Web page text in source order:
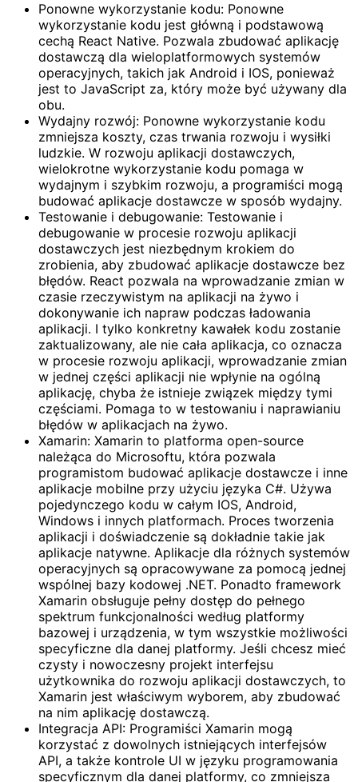
Ponowne wykorzystanie kodu: Ponowne
wykorzystanie kodu jest główną i podstawową
cechą React Native. Pozwala zbudować aplikację
dostawczą dla wieloplatformowych systemów
operacyjnych, takich jak Android i IOS, ponieważ
jest to JavaScript za, który może być używany dla
obu.
Wydajny rozwój: Ponowne wykorzystanie kodu
zmniejsza koszty, czas trwania rozwoju i wysiłki
ludzkie. W rozwoju aplikacji dostawczych,
wielokrotne wykorzystanie kodu pomaga w
wydajnym i szybkim rozwoju, a programiści mogą
budować aplikacje dostawcze w sposób wydajny.
Testowanie i debugowanie: Testowanie i
debugowanie w procesie rozwoju aplikacji
dostawczych jest niezbędnym krokiem do
zrobienia, aby zbudować aplikacje dostawcze bez
błędów. React pozwala na wprowadzanie zmian w
czasie rzeczywistym na aplikacji na żywo i
dokonywanie ich napraw podczas ładowania
aplikacji. I tylko konkretny kawałek kodu zostanie
zaktualizowany, ale nie cała aplikacja, co oznacza
w procesie rozwoju aplikacji, wprowadzanie zmian
w jednej części aplikacji nie wpłynie na ogólną
aplikację, chyba że istnieje związek między tymi
częściami. Pomaga to w testowaniu i naprawianiu
błędów w aplikacjach na żywo.
Xamarin: Xamarin to platforma open-source
należąca do Microsoftu, która pozwala
programistom budować aplikacje dostawcze i inne
aplikacje mobilne przy użyciu języka C#. Używa
pojedynczego kodu w całym IOS, Android,
Windows i innych platformach. Proces tworzenia
aplikacji i doświadczenie są dokładnie takie jak
aplikacje natywne. Aplikacje dla różnych systemów
operacyjnych są opracowywane za pomocą jednej
wspólnej bazy kodowej .NET. Ponadto framework
Xamarin obsługuje pełny dostęp do pełnego
spektrum funkcjonalności według platformy
bazowej i urządzenia, w tym wszystkie możliwości
specyficzne dla danej platformy. Jeśli chcesz mieć
czysty i nowoczesny projekt interfejsu
użytkownika do rozwoju aplikacji dostawczych, to
Xamarin jest właściwym wyborem, aby zbudować
na nim aplikację dostawczą.
Integracja API: Programiści Xamarin mogą
korzystać z dowolnych istniejących interfejsów
API, a także kontrole UI w języku programowania
specyficznym dla danej platformy, co zmniejsza